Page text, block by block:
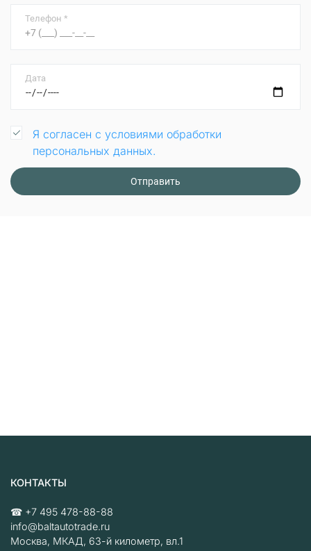
Телефон *
Дата
Я согласен с условиями обработки
персональных данных.
КОНТАКТЫ
☎ +7 495 478-88-88
info@baltautotrade.ru
Москва, МКАД, 63-й километр, вл.1